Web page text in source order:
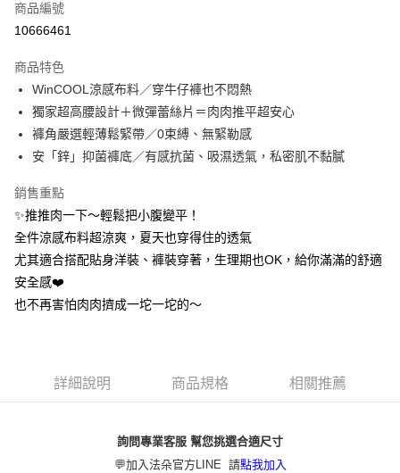
超商取貨付款
Apple Pay
街口支付
悠遊付
大哥付你分期
相關說明
1.本服務由台灣大哥大提供，台灣大哥大用戶可立即使用無須另外申請。
2.付款方式選擇「大哥付你分期」，訂單成立後會自動跳轉到大哥付的交易
流程，驗證手機門號後，選擇欲分期的期數、繳款截止日，確認付款後即完
成交易。
3.實際核准額度、可分期數及費用金額請依後續交易確認頁面所載為準。
1.分期款項不併入電信帳單，「大哥付你分期」於每月結算日後寄送繳費提
帳／街口支付／iPASS MONEY」等通路繳費。
ATM付款
運送方式
全家取貨付款
每筆NT$80，滿NT$790(含以上)免運費
商品編號
10666461
商品特色
WinCOOL涼感布料／穿牛仔褲也不悶熱
獨家超高腰設計＋微彈蕾絲片＝肉肉推平超安心
褲角嚴選輕薄鬆緊帶／0束縛、無緊勒感
安「鋅」抑菌褲底／有感抗菌、吸濕透氣，私密肌不黏膩
銷售重點
✨推推肉一下～輕鬆把小腹變平！
全件涼感布料超涼爽，夏天也穿得住的透氣
尤其適合搭配貼身洋裝、褲裝穿著，生理期也OK，給你滿滿的舒適
安全感❤️
也不再害怕肉肉擠成一坨一坨的～
詳細說明 商品規格 相關推薦
詢問專業客服 幫您挑選合適尺寸
💬加入法朵官方LINE 請點我加入